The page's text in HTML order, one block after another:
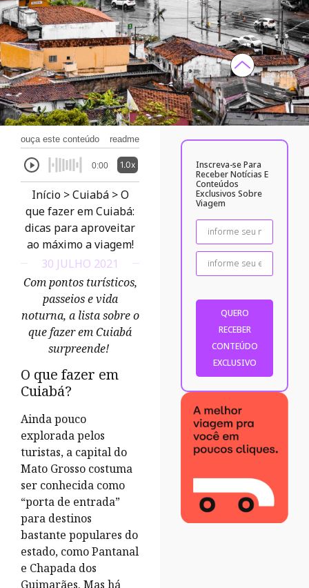
ouça este conteúdo readme
0:00 1.0x
Início>Cuiabá>O
que fazer em Cuiabá:
dicas para aproveitar
ao máximo a viagem!
30 JULHO 2021
Com pontos turísticos,
passeios e vida
noturna, a lista sobre o
que fazer em Cuiabá
surpreende!
O que fazer em
Cuiabá?
Ainda pouco
explorada pelos
turistas, a capital do
Mato Grosso costuma
ser conhecida como
“porta de entrada”
para destinos
bastante populares do
estado, como Pantanal
e Chapada dos
Guimarães. Mas há
Inscreva-se Para
Receber Notícias E
Conteúdos
Exclusivos Sobre
Viagem